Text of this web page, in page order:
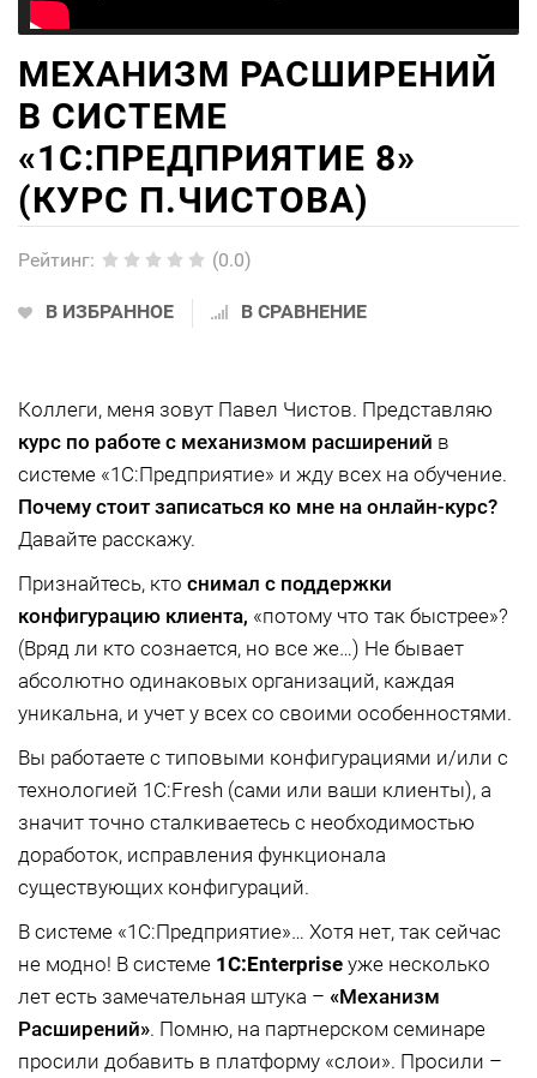
МЕХАНИЗМ РАСШИРЕНИЙ
В СИСТЕМЕ
«1С:ПРЕДПРИЯТИЕ 8»
(КУРС П.ЧИСТОВА)
Рейтинг: (0.0)
В ИЗБРАННОЕ В СРАВНЕНИЕ
Коллеги, меня зовут Павел Чистов. Представляю
курс по работе с механизмом расширений в
системе «1С:Предприятие» и жду всех на обучение.
Почему стоит записаться ко мне на онлайн-курс?
Давайте расскажу.
Признайтесь, кто снимал с поддержки
конфигурацию клиента, «потому что так быстрее»?
(Вряд ли кто сознается, но все же…) Не бывает
абсолютно одинаковых организаций, каждая
уникальна, и учет у всех со своими особенностями.
Вы работаете с типовыми конфигурациями и/или с
технологией 1C:Fresh (сами или ваши клиенты), а
значит точно сталкиваетесь с необходимостью
доработок, исправления функционала
существующих конфигураций.
В системе «1С:Предприятие»… Хотя нет, так сейчас
не модно! В системе 1C:Enterprise уже несколько
лет есть замечательная штука – «Механизм
Расширений». Помню, на партнерском семинаре
просили добавить в платформу «слои». Просили –